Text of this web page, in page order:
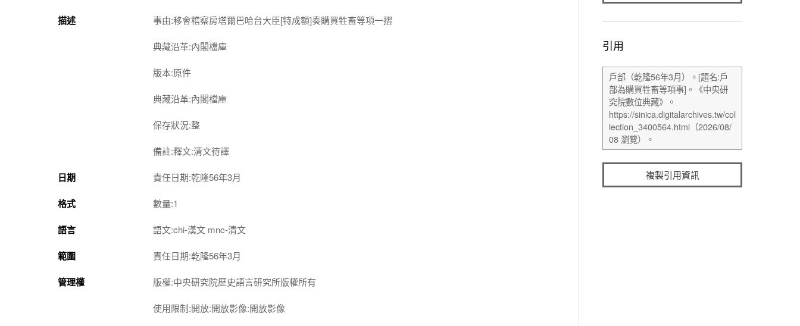
描述 事由:移會稽察房塔爾巴哈台大臣[特成額]奏購買牲畜等項一摺
典藏沿革:內閣檔庫
版本:原件
典藏沿革:內閣檔庫
保存狀況:整
備註:釋文:清文待譯
日期 責任日期:乾隆56年3月
格式 數量:1
語言 語文:chi-漢文 mnc-清文
範圍 責任日期:乾隆56年3月
管理權 版權:中央研究院歷史語言研究所版權所有
使用限制:開放:開放影像:開放影像
引用
複製引用資訊